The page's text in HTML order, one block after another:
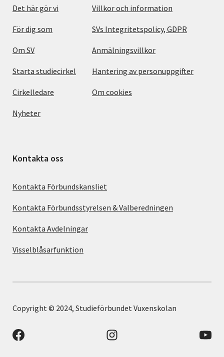
Det här gör vi
För dig som
Om SV
Starta studiecirkel
Cirkelledare
Nyheter
Villkor och information
SVs Integritetspolicy, GDPR
Anmälningsvillkor
Hantering av personuppgifter
Om cookies
Kontakta oss
Kontakta Förbundskansliet
Kontakta Förbundsstyrelsen & Valberedningen
Kontakta Avdelningar
Visselblåsarfunktion
Copyright © 2024, Studieförbundet Vuxenskolan